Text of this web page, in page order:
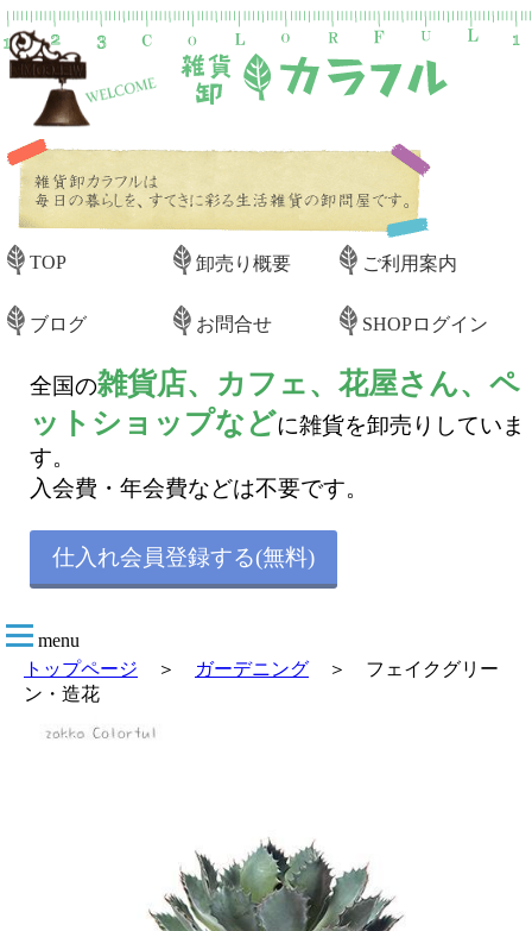
TOP 卸売り概要 ご利用案内
ブログ お問合せ SHOPログイン
全国の雑貨店、カフェ、花屋さん、ペ
ットショップなどに雑貨を卸売りしていま
す。
入会費・年会費などは不要です。
仕入れ会員登録する(無料)
menu
トップページ ＞ ガーデニング ＞ フェイクグリー
ン・造花